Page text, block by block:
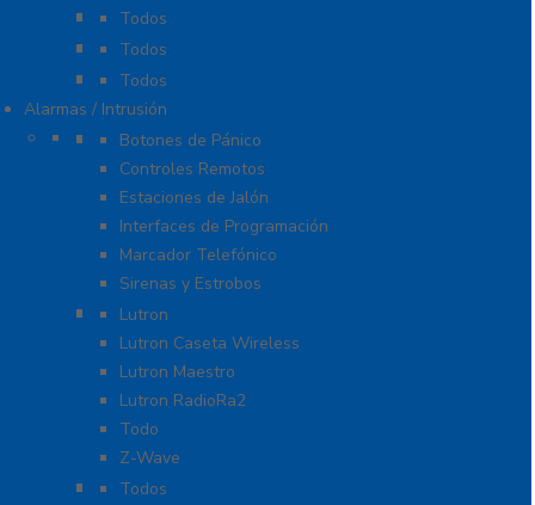
Probadores
Todos
Protección Contra Sobretensiones
Todos
Cables
Todos
Alarmas / Intrusión
Accesorios
Botones de Pánico
Controles Remotos
Estaciones de Jalón
Interfaces de Programación
Marcador Telefónico
Sirenas y Estrobos
Automatización – Casa Inteligente
Lutron
Lutron Caseta Wireless
Lutron Maestro
Lutron RadioRa2
Todo
Z-Wave
Cables
Todos